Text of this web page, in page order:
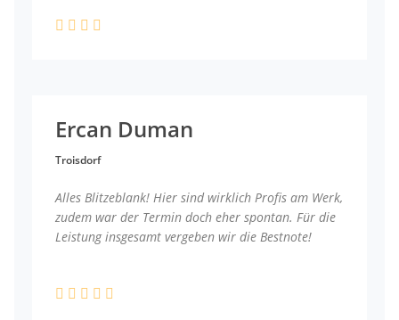
Ercan Duman
Troisdorf
Alles Blitzeblank! Hier sind wirklich Profis am Werk,
zudem war der Termin doch eher spontan. Für die
Leistung insgesamt vergeben wir die Bestnote!